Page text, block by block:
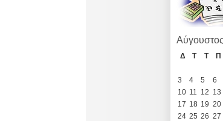
Δ Τ Τ Π
3
4 5 6
10 11 12 13
17 18 19 20
24 25 26 27